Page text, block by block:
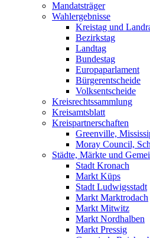
Mandatsträger
Wahlergebnisse
Kreistag und
Bezirkstag
Landtag
Bundestag
Europaparlament
Bürgerentscheide
Volksentscheide
Kreisrechtssammlung
Kreisamtsblatt
Kreispartnerschaften
Greenville,
Moray Council,
Städte, Märkte und
Stadt Kronach
Markt Küps
Stadt Ludwigsstadt
Markt Marktrodach
Markt Mitwitz
Markt Nordhalben
Markt Pressig